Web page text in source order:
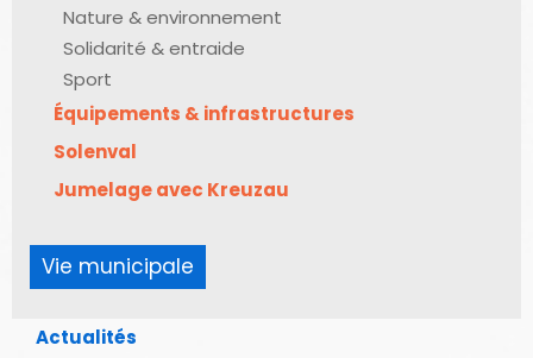
Nature & environnement
Solidarité & entraide
Sport
Équipements & infrastructures
Solenval
Jumelage avec Kreuzau
Vie municipale
Actualités